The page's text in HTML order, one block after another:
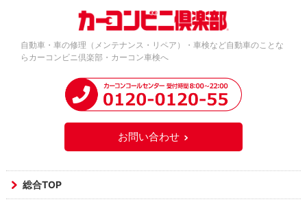
自動車・車の修理（メンテナンス・リペア）・車検など自動車のことな
らカーコンビニ倶楽部・カーコン車検へ
お問い合わせ
総合TOP